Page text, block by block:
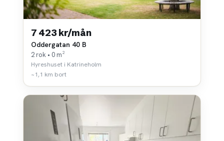
7 423 kr/mån
Oddergatan 40 B
2 rok • 0 m²
Hyreshuset i Katrineholm
~1,1 km bort